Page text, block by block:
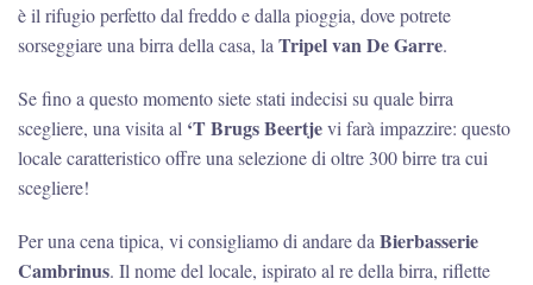
è il rifugio perfetto dal freddo e dalla pioggia, dove potrete
sorseggiare una birra della casa, la Tripel van De Garre.
Se fino a questo momento siete stati indecisi su quale birra
scegliere, una visita al ‘T Brugs Beertjevi farà impazzire: questo
locale caratteristico offre una selezione di oltre 300 birre tra cui
scegliere!
Per una cena tipica, vi consigliamo di andare da Bierbasserie
Cambrinus. Il nome del locale, ispirato al re della birra, riflette